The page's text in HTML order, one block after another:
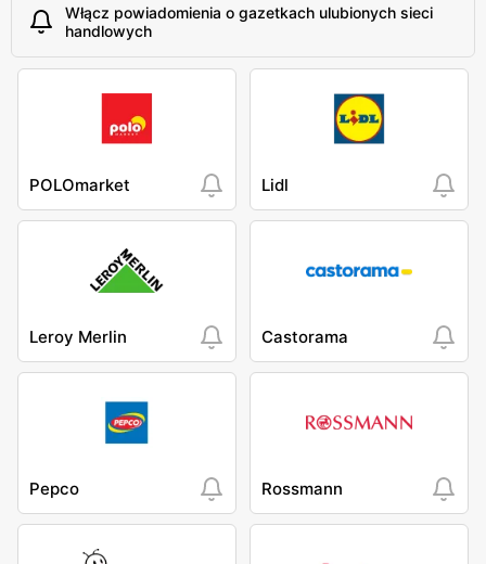
Włącz powiadomienia o gazetkach ulubionych sieci
handlowych
POLOmarket Lidl
Leroy Merlin Castorama
Pepco Rossmann